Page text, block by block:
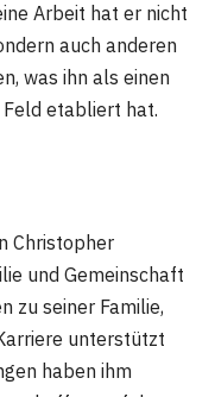
Arbeit hat er nicht
auch anderen
was ihn als einen
etabliert hat.
Christopher
und Gemeinschaft
zu seiner Familie,
unterstützt
haben ihm